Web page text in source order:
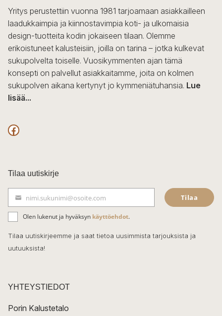
sivulla.
Yritys perustettiin vuonna 1981 tarjoamaan asiakkailleen
laadukkaimpia ja kiinnostavimpia koti- ja ulkomaisia
design-tuotteita kodin jokaiseen tilaan. Olemme
erikoistuneet kalusteisiin, joilla on tarina – jotka kulkevat
sukupolvelta toiselle. Vuosikymmenten ajan tämä
konsepti on palvellut asiakkaitamme, joita on kolmen
sukupolven aikana kertynyt jo kymmeniätuhansia. Lue
lisää...
F
c
e
b
o
o
k
Tilaa uutiskirje
ä
h
k
t
nimi.sukunimi@osoite.com Tilaa
Olen lukenut ja hyväksyn käyttöehdot.
Tilaa uutiskirjeemme ja saat tietoa uusimmista tarjouksista ja
uutuuksista!
YHTEYSTIEDOT
Porin Kalustetalo